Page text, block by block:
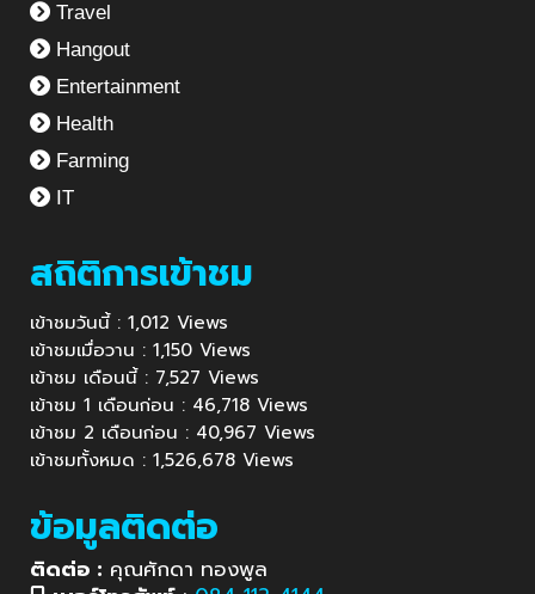
Travel
Hangout
Entertainment
Health
Farming
IT
สถิติการเข้าชม
เข้าชมวันนี้ : 1,012 Views
เข้าชมเมื่อวาน : 1,150 Views
เข้าชม เดือนนี้ : 7,527 Views
เข้าชม 1 เดือนก่อน : 46,718 Views
เข้าชม 2 เดือนก่อน : 40,967 Views
เข้าชมทั้งหมด : 1,526,678 Views
ข้อมูลติดต่อ
ติดต่อ : คุณศักดา ทองพูล